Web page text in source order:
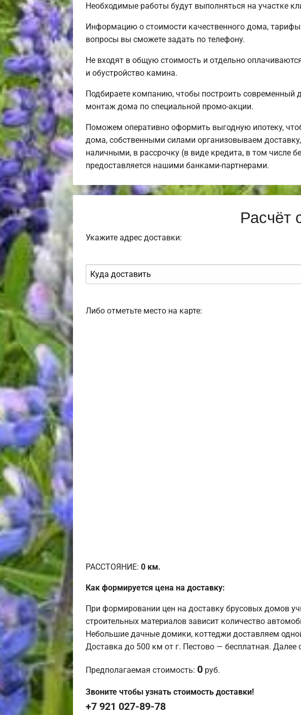
Необходимые работы будут выполняться на участке
Информацию о стоимости качественного дома,
вопросы вы сможете задать по телефону.
Не входят в общую стоимость и отдельно
и обустройство камина.
Подбираете компанию, чтобы построить
монтаж дома по специальной промо-акции.
Поможем оперативно оформить выгодную ипотеку,
дома, собственными силами организовываем
наличными, в рассрочку (в виде кредита, в том числе
предоставляется нашими банками-партнерами.
Расчёт
Укажите адрес доставки:
Либо отметьте место на карте:
РАССТОЯНИЕ: 0 км.
Как формируется цена на доставку:
При формировании цен на доставку брусовых домов
строительных материалов зависит количество
Небольшие дачные домики, коттеджи доставляем
Доставка до 500 км от г. Пестово — бесплатная.
Предполагаемая стоимость: 0 руб.
Звоните чтобы узнать стоимость доставки!
+7 921 027-89-78